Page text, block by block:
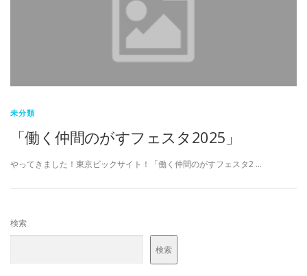
未分類
「働く仲間のがすフェスタ2025」
やってきました！東京ビックサイト！「働く仲間のがすフェスタ2 …
検索
検索